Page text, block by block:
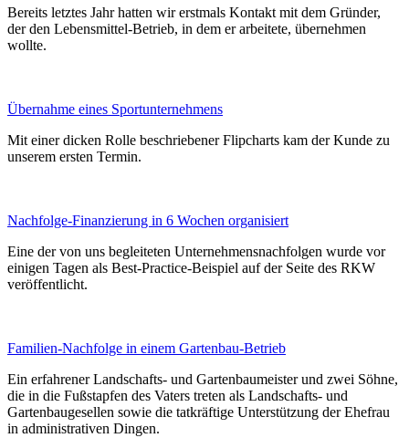
Bereits letztes Jahr hatten wir erstmals Kontakt mit dem Gründer,
der den Lebensmittel-Betrieb, in dem er arbeitete, übernehmen
wollte.
Übernahme eines Sportunternehmens
Mit einer dicken Rolle beschriebener Flipcharts kam der Kunde zu
unserem ersten Termin.
Nachfolge-Finanzierung in 6 Wochen organisiert
Eine der von uns begleiteten Unternehmensnachfolgen wurde vor
einigen Tagen als Best-Practice-Beispiel auf der Seite des RKW
veröffentlicht.
Familien-Nachfolge in einem Gartenbau-Betrieb
Ein erfahrener Landschafts- und Gartenbaumeister und zwei Söhne,
die in die Fußstapfen des Vaters treten als Landschafts- und
Gartenbaugesellen sowie die tatkräftige Unterstützung der Ehefrau
in administrativen Dingen.